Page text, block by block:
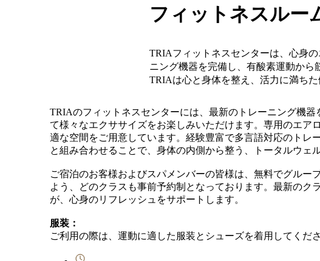
フィットネスルー
TRIAフィットネスセンターは、心身
ニング機器を完備し、有酸素運動から
TRIAは心と身体を整え、活力に満ちた
TRIAのフィットネスセンターには、最新のトレーニング機
て様々なエクササイズをお楽しみいただけます。専用のエ
適な空間をご用意しています。経験豊富で多言語対応のト
と組み合わせることで、身体の内側から整う、トータルウェ
ご宿泊のお客様およびスパメンバーの皆様は、無料でグル
よう、どのクラスも事前予約制となっております。最新の
が、心身のリフレッシュをサポートします。
服装：
ご利用の際は、運動に適した服装とシューズを着用してくださ